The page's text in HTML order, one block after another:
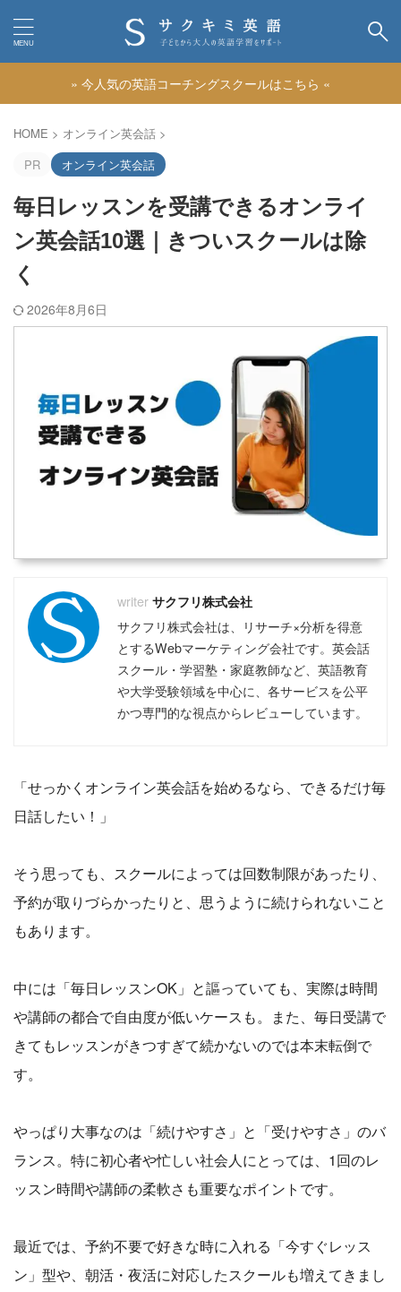
» 今人気の英語コーチングスクールはこちら «
HOME > オンライン英会話 >
PR
オンライン英会話
毎日レッスンを受講できるオンライ
ン英会話10選｜きついスクールは除
く
2026年8月6日
サクフリ株式会社
サクフリ株式会社は、リサーチ×分析を得意
とするWebマーケティング会社です。英会話
スクール・学習塾・家庭教師など、英語教育
や大学受験領域を中心に、各サービスを公平
かつ専門的な視点からレビューしています。
「せっかくオンライン英会話を始めるなら、できるだけ毎
日話したい！」
そう思っても、スクールによっては回数制限があったり、
予約が取りづらかったりと、思うように続けられないこと
もあります。
中には「毎日レッスンOK」と謳っていても、実際は時間
や講師の都合で自由度が低いケースも。また、毎日受講で
きてもレッスンがきつすぎて続かないのでは本末転倒で
す。
やっぱり大事なのは「続けやすさ」と「受けやすさ」のバ
ランス。特に初心者や忙しい社会人にとっては、1回のレ
ッスン時間や講師の柔軟さも重要なポイントです。
最近では、予約不要で好きな時に入れる「今すぐレッス
ン」型や、朝活・夜活に対応したスクールも増えてきまし